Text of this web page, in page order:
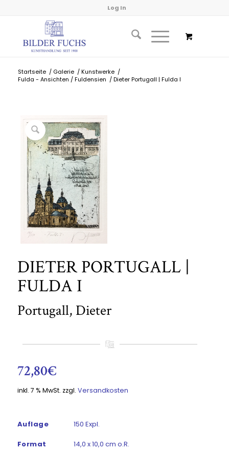
Log In
Startseite / Galerie / Kunstwerke /
Fulda - Ansichten / Fuldensien / Dieter Portugall | Fulda I
DIETER PORTUGALL |
FULDA I
Portugall, Dieter
72,80€
inkl. 7 % MwSt. zzgl. Versandkosten
Auflage 150 Expl.
Format 14,0 x 10,0 cm o.R.